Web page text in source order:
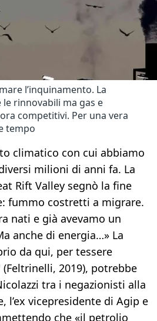
l’inquinamento. La
rinnovabili ma gas e
competitivi. Per una vera
tempo
climatico con cui abbiamo
milioni di anni fa. La
Rift Valley segnò la fine
fummo costretti a migrare.
nati e già avevamo un
anche di energia…» La
da qui, per tessere
(Feltrinelli, 2019), potrebbe
tra i negazionisti alla
l’ex vicepresidente di Agip e
che «il petrolio